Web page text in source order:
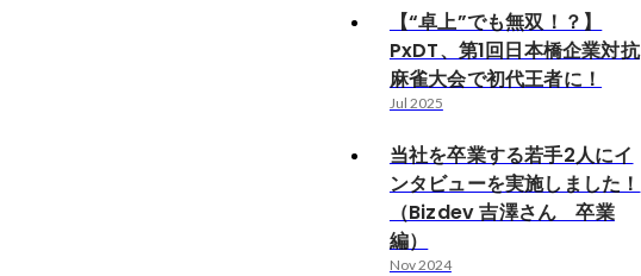
【“卓上”でも無双！？】
PxDT、第1回日本橋企業対抗
麻雀大会で初代王者に！
Jul 2025
当社を卒業する若手2人にイ
ンタビューを実施しました！
（Bizdev 吉澤さん 卒業
編）
Nov 2024